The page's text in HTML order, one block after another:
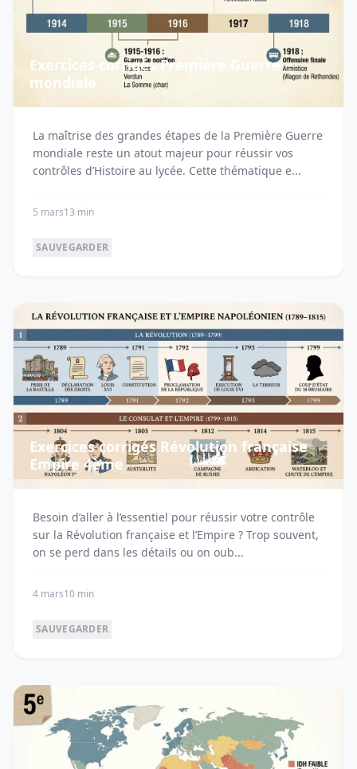
Exercices corrigés Première Guerre
mondiale
La maîtrise des grandes étapes de la Première Guerre
mondiale reste un atout majeur pour réussir vos
contrôles d’Histoire au lycée. Cette thématique e...
5 mars13 min
SAUVEGARDER
Exercices corrigés Révolution française
Empire 4ème
Besoin d’aller à l’essentiel pour réussir votre contrôle
sur la Révolution française et l’Empire ? Trop souvent,
on se perd dans les détails ou on oub...
4 mars10 min
SAUVEGARDER